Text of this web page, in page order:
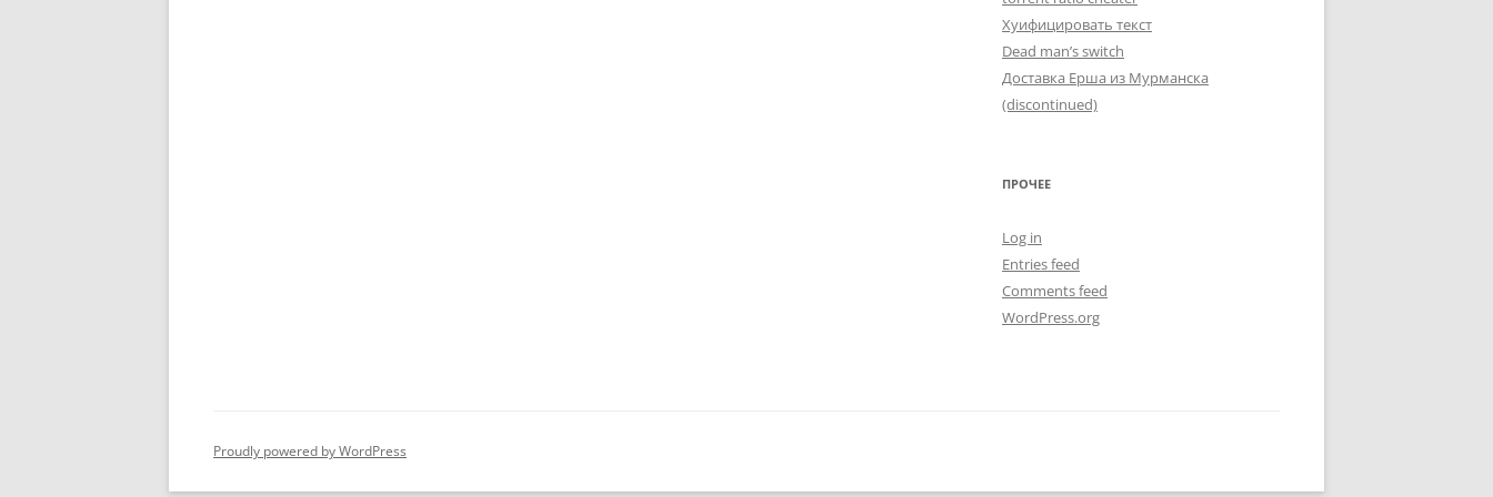
Хуифицировать текст
Dead man’s switch
Доставка Ерша из Мурманска
(discontinued)
ПРОЧЕЕ
Log in
Entries feed
Comments feed
WordPress.org
Proudly powered by WordPress